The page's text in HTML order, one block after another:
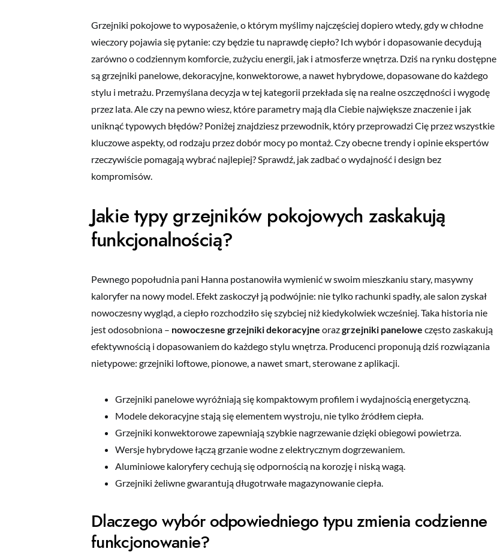
Grzejniki pokojowe to wyposażenie, o którym myślimy najczęściej dopiero wtedy, gdy w chłodne
wieczory pojawia się pytanie: czy będzie tu naprawdę ciepło? Ich wybór i dopasowanie decydują
zarówno o codziennym komforcie, zużyciu energii, jak i atmosferze wnętrza. Dziś na rynku dostępne
są grzejniki panelowe, dekoracyjne, konwektorowe, a nawet hybrydowe, dopasowane do każdego
stylu i metrażu. Przemyślana decyzja w tej kategorii przekłada się na realne oszczędności i wygodę
przez lata. Ale czy na pewno wiesz, które parametry mają dla Ciebie największe znaczenie i jak
uniknąć typowych błędów? Poniżej znajdziesz przewodnik, który przeprowadzi Cię przez wszystkie
kluczowe aspekty, od rodzaju przez dobór mocy po montaż. Czy obecne trendy i opinie ekspertów
rzeczywiście pomagają wybrać najlepiej? Sprawdź, jak zadbać o wydajność i design bez
kompromisów.
Jakie typy grzejników pokojowych zaskakują
funkcjonalnością?
Pewnego popołudnia pani Hanna postanowiła wymienić w swoim mieszkaniu stary, masywny
kaloryfer na nowy model. Efekt zaskoczył ją podwójnie: nie tylko rachunki spadły, ale salon zyskał
nowoczesny wygląd, a ciepło rozchodziło się szybciej niż kiedykolwiek wcześniej. Taka historia nie
jest odosobniona – nowoczesne grzejniki dekoracyjne orazgrzejniki panelowe często zaskakują
efektywnością i dopasowaniem do każdego stylu wnętrza. Producenci proponują dziś rozwiązania
nietypowe: grzejniki loftowe, pionowe, a nawet smart, sterowane z aplikacji.
Grzejniki panelowe wyróżniają się kompaktowym profilem i wydajnością energetyczną.
Modele dekoracyjne stają się elementem wystroju, nie tylko źródłem ciepła.
Grzejniki konwektorowe zapewniają szybkie nagrzewanie dzięki obiegowi powietrza.
Wersje hybrydowe łączą grzanie wodne z elektrycznym dogrzewaniem.
Aluminiowe kaloryfery cechują się odpornością na korozję i niską wagą.
Grzejniki żeliwne gwarantują długotrwałe magazynowanie ciepła.
Dlaczego wybór odpowiedniego typu zmienia codzienne
funkcjonowanie?